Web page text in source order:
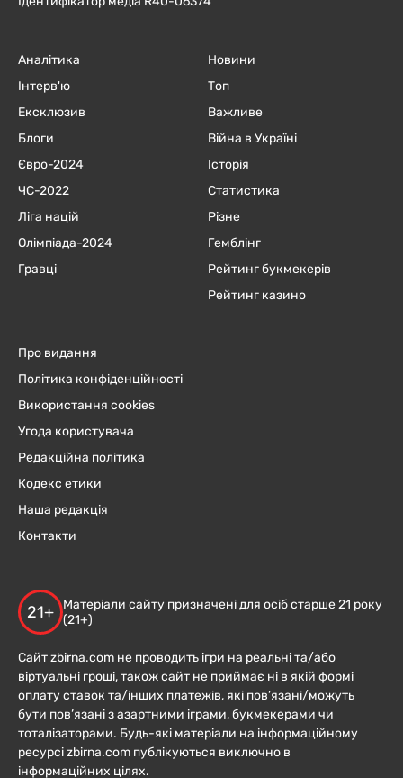
Аналітика
Інтерв'ю
Ексклюзив
Блоги
Євро-2024
ЧC-2022
Ліга націй
Олімпіада-2024
Гравці
Новини
Топ
Важливе
Війна в Україні
Історія
Статистика
Різне
Гемблінг
Рейтинг букмекерів
Рейтинг казино
Про видання
Політика конфіденційності
Використання cookies
Угода користувача
Редакційна політика
Кодекс етики
Наша редакція
Контакти
21+
Матеріали сайту призначені для осіб старше 21 року
(21+)
Сайт zbirna.com не проводить ігри на реальні та/або
віртуальні гроші, також сайт не приймає ні в якій формі
оплату ставок та/інших платежів, які пов’язані/можуть
бути пов’язані з азартними іграми, букмекерами чи
тоталізаторами. Будь-які матеріали на інформаційному
ресурсі zbirna.com публікуються виключно в
інформаційних цілях.